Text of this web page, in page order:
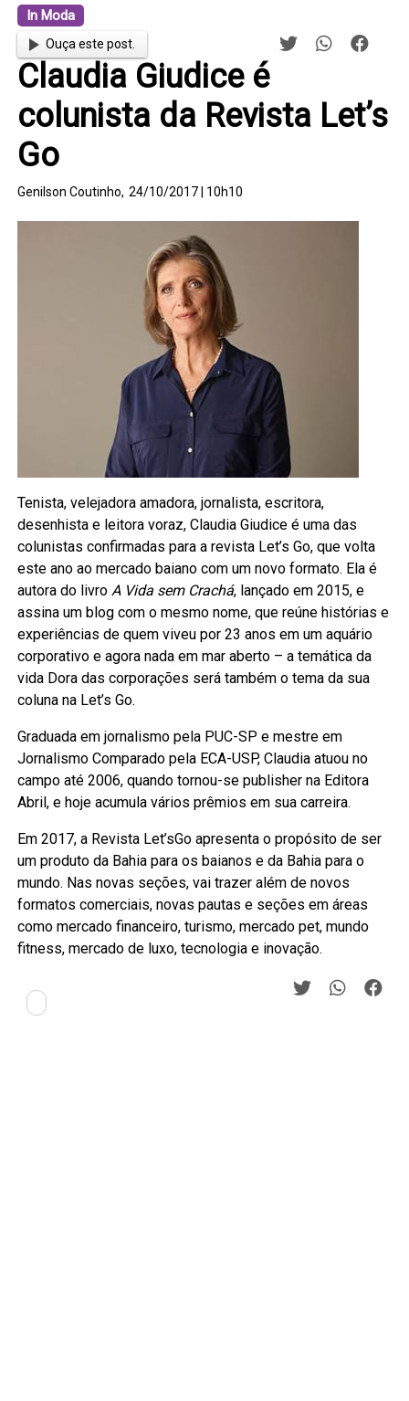
In Moda
Ouça este post.
Claudia Giudice é
colunista da Revista Let’s
Go
Genilson Coutinho, 24/10/2017 | 10h10
Tenista, velejadora amadora, jornalista, escritora,
desenhista e leitora voraz, Claudia Giudice é uma das
colunistas confirmadas para a revista Let’s Go, que volta
este ano ao mercado baiano com um novo formato. Ela é
autora do livroA Vida sem Crachá, lançado em 2015, e
assina um blog com o mesmo nome, que reúne histórias e
experiências de quem viveu por 23 anos em um aquário
corporativo e agora nada em mar aberto – a temática da
vida Dora das corporações será também o tema da sua
coluna na Let’s Go.
Graduada em jornalismo pela PUC-SP e mestre em
Jornalismo Comparado pela ECA-USP, Claudia atuou no
campo até 2006, quando tornou-se publisher na Editora
Abril, e hoje acumula vários prêmios em sua carreira.
Em 2017, a Revista Let’sGo apresenta o propósito de ser
um produto da Bahia para os baianos e da Bahia para o
mundo. Nas novas seções, vai trazer além de novos
formatos comerciais, novas pautas e seções em áreas
como mercado financeiro, turismo, mercado pet, mundo
fitness, mercado de luxo, tecnologia e inovação.